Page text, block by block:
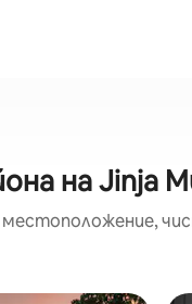
на Jinja
местоположение,